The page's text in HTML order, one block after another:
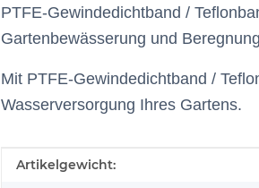
PTFE-Gewindedichtband /
Gartenbewässerung und
Mit PTFE-Gewindedichtband /
Wasserversorgung Ihres Gartens.
Produkteigenschaft
Wert
Artikelgewicht: